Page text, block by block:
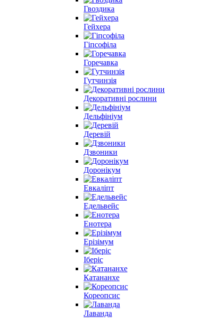
Гвоздика
Гейхера
Гіпсофіла
Горечавка
Гутчинзія
Декоративні рослини
Дельфініум
Деревій
Дзвоники
Доронікум
Евкаліпт
Едельвейс
Енотера
Ерізімум
Іберіс
Катананхе
Кореопсис
Лаванда